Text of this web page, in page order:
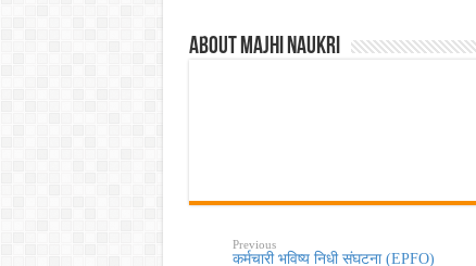
About Majhi Naukri
Previous
कर्मचारी भविष्य निधी संघटना (EPFO)